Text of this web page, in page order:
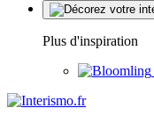
Plus d'inspiration